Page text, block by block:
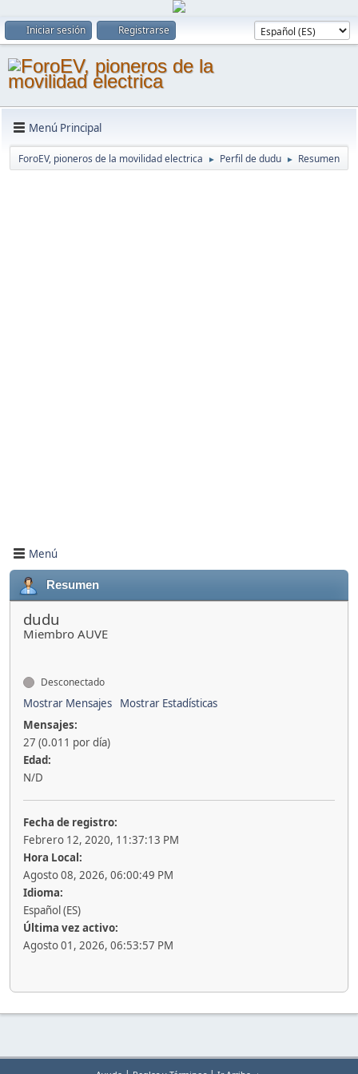
Iniciar sesión Registrarse
Menú Principal
ForoEV, pioneros de la movilidad electrica ► Perfil de dudu ► Resumen
Menú
Resumen
dudu
Miembro AUVE
Desconectado
Mostrar Mensajes
Mostrar Estadísticas
Mensajes:
27 (0.011 por día)
Edad:
N/D
Fecha de registro:
Febrero 12, 2020, 11:37:13 PM
Hora Local:
Agosto 08, 2026, 06:00:49 PM
Idioma:
Español (ES)
Última vez activo:
Agosto 01, 2026, 06:53:57 PM